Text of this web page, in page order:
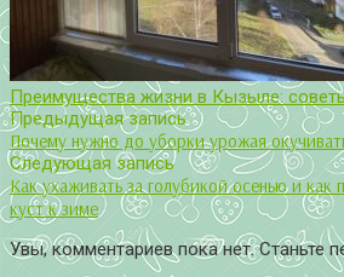
Преимущества жизни в Кызыле:
Предыдущая запись
Почему нужно до уборки урожая
Следующая запись
Как ухаживать за голубикой осенью и как
куст к зиме
Увы, комментариев пока нет. Станьте